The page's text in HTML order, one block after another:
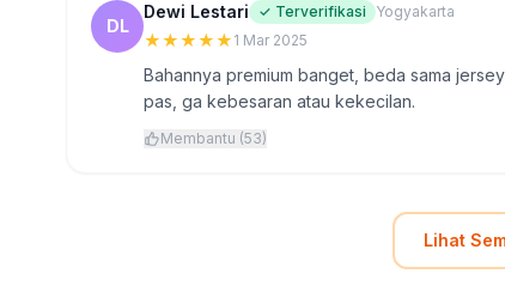
DL
Dewi Lestari ✓ Terverifikasi Yogyakarta
★★★★★ 1 Mar 2025
Bahannya premium banget, beda sama
pas, ga kebesaran atau kekecilan.
Membantu (53)
Lihat